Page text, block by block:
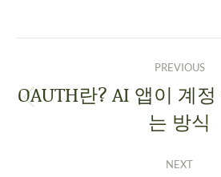
PREVIOUS
OAUTH란? AI 앱이 계
는 방식
NEXT